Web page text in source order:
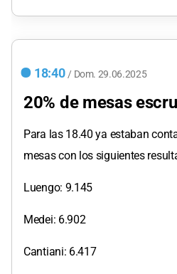
18:40 / Dom. 29.06.2025
20% de mesas
Para las 18.40 ya estaban
mesas con los siguientes
Luengo: 9.145
Medei: 6.902
Cantiani: 6.417